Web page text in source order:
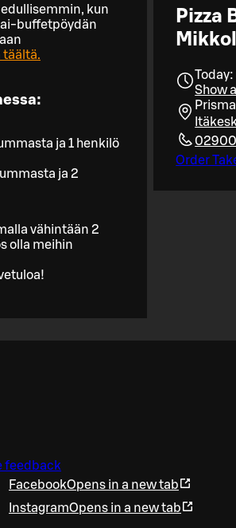
Pizza
Show
Order
kun
buffetpöydän
täältä.
ja 1 henkilö
ja 2
vähintään 2
olla meihin
feedback
FacebookOpens in a new tab
InstagramOpens in a new tab